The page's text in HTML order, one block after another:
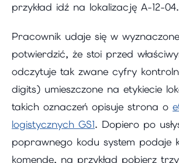
przykład idź na lokalizację A-12-04.
Pracownik udaje się w
potwierdzić, że stoi przed
odczytuje tak zwane cyfry
digits) umieszczone na etykiecie
takich oznaczeń opisuje strona o
logistycznych GS1. Dopiero po
poprawnego kodu system podaje
komendę, na przykład pobierz